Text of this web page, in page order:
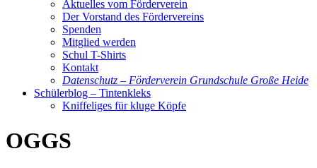
Aktuelles vom Förderverein
Der Vorstand des Fördervereins
Spenden
Mitglied werden
Schul T-Shirts
Kontakt
Datenschutz – Förderverein Grundschule Große Heide
Schülerblog – Tintenkleks
Kniffeliges für kluge Köpfe
OGGS